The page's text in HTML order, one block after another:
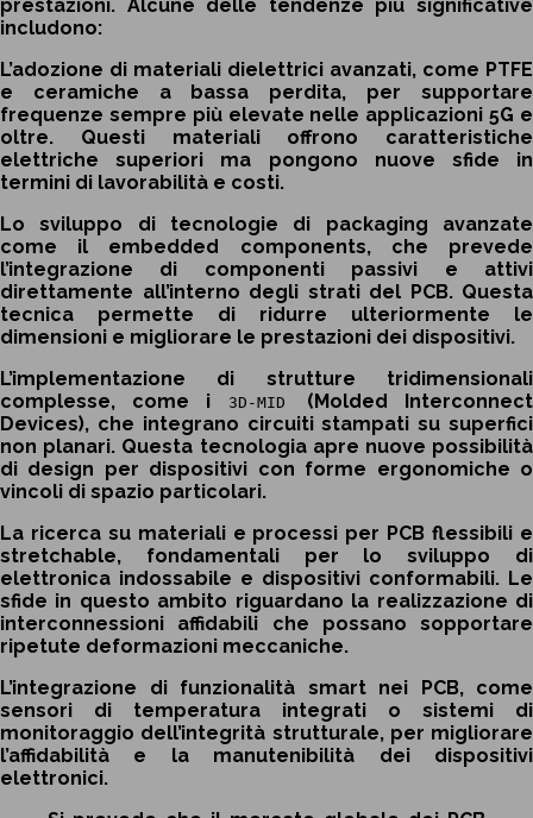
prestazioni. Alcune delle tendenze più significative
includono:
L’adozione di materiali dielettrici avanzati, come PTFE
e ceramiche a bassa perdita, per supportare
frequenze sempre più elevate nelle applicazioni 5G e
oltre. Questi materiali offrono caratteristiche
elettriche superiori ma pongono nuove sfide in
termini di lavorabilità e costi.
Lo sviluppo di tecnologie di packaging avanzate
come il embedded components, che prevede
l’integrazione di componenti passivi e attivi
direttamente all’interno degli strati del PCB. Questa
tecnica permette di ridurre ulteriormente le
dimensioni e migliorare le prestazioni dei dispositivi.
L’implementazione di strutture tridimensionali
complesse, come i
3D-MID (Molded Interconnect
Devices), che integrano circuiti stampati su superfici
non planari. Questa tecnologia apre nuove possibilità
di design per dispositivi con forme ergonomiche o
vincoli di spazio particolari.
La ricerca su materiali e processi per PCB flessibili e
stretchable, fondamentali per lo sviluppo di
elettronica indossabile e dispositivi conformabili. Le
sfide in questo ambito riguardano la realizzazione di
interconnessioni affidabili che possano sopportare
ripetute deformazioni meccaniche.
L’integrazione di funzionalità smart nei PCB, come
sensori di temperatura integrati o sistemi di
monitoraggio dell’integrità strutturale, per migliorare
l’affidabilità e la manutenibilità dei dispositivi
elettronici.